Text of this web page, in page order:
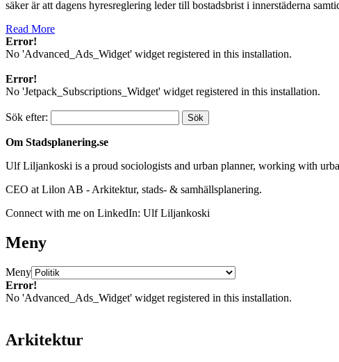
säker är att dagens hyresreglering leder till bostadsbrist i innerstäderna
Read More
Error!
No 'Advanced_Ads_Widget' widget registered in this installation.
Error!
No 'Jetpack_Subscriptions_Widget' widget registered in this installation.
Sök efter:
Om Stadsplanering.se
Ulf Liljankoski is a proud sociologists and urban planner, working with
CEO at Lilon AB - Arkitektur, stads- & samhällsplanering.
Connect with me on LinkedIn: Ulf Liljankoski
Meny
Meny
Error!
No 'Advanced_Ads_Widget' widget registered in this installation.
Arkitektur